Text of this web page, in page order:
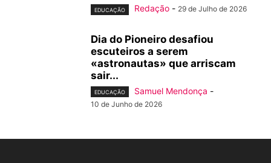
EDUCAÇÃO Redação - 29 de Julho de 2026
Dia do Pioneiro desafiou
escuteiros a serem
«astronautas» que arriscam
sair...
EDUCAÇÃO Samuel Mendonça -
10 de Junho de 2026